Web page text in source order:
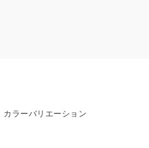
カラーバリエーション